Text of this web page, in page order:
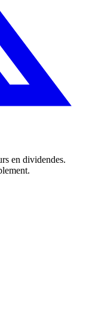
en dividendes.